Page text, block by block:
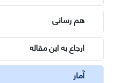
هم رسانی
ارجاع به این مقاله
آمار